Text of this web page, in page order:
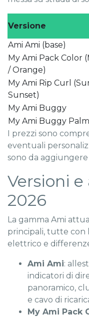
Versione
Ami Ami (base)
My Ami Pack Color
/ Orange)
My Ami Rip Curl
Sunset)
My Ami Buggy
My Ami Buggy
I prezzi sono
eventuali
sono da
Versioni
2026
La gamma Ami
principali, tutte con
elettrico e
Ami Ami:
indicatori di
panoramico,
e cavo di
My Ami Pack